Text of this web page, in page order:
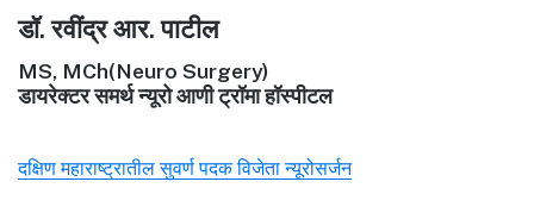
डॉ. रवींद्र आर. पाटील
MS, MCh(Neuro Surgery)
डायरेक्टर समर्थ न्यूरो आणी ट्रॉमा हॉस्पीटल
दक्षिण महाराष्ट्रातील सुवर्ण पदक विजेता न्यूरोसर्जन